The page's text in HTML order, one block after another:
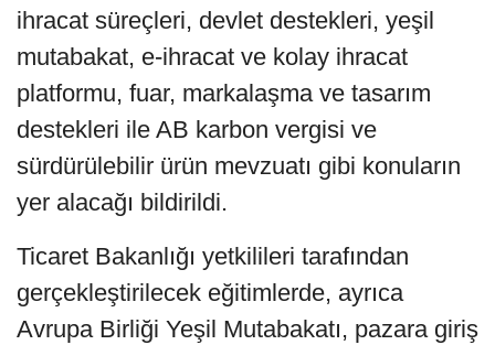
ihracat süreçleri, devlet destekleri, yeşil
mutabakat, e-ihracat ve kolay ihracat
platformu, fuar, markalaşma ve tasarım
destekleri ile AB karbon vergisi ve
sürdürülebilir ürün mevzuatı gibi konuların
yer alacağı bildirildi.
Ticaret Bakanlığı yetkilileri tarafından
gerçekleştirilecek eğitimlerde, ayrıca
Avrupa Birliği Yeşil Mutabakatı, pazara giriş